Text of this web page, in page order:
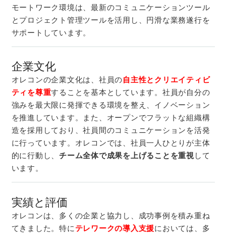
モートワーク環境は、最新のコミュニケーションツール
とプロジェクト管理ツールを活用し、円滑な業務遂行を
サポートしています。
企業文化
オレコンの企業文化は、社員の自主性とクリエイティビ
ティを尊重することを基本としています。社員が自分の
強みを最大限に発揮できる環境を整え、イノベーション
を推進しています。また、オープンでフラットな組織構
造を採用しており、社員間のコミュニケーションを活発
に行っています。オレコンでは、社員一人ひとりが主体
的に行動し、 チーム全体で成果を上げることを重視して
います。
実績と評価
オレコンは、多くの企業と協力し、成功事例を積み重ね
てきました。特にテレワークの導入支援においては、多